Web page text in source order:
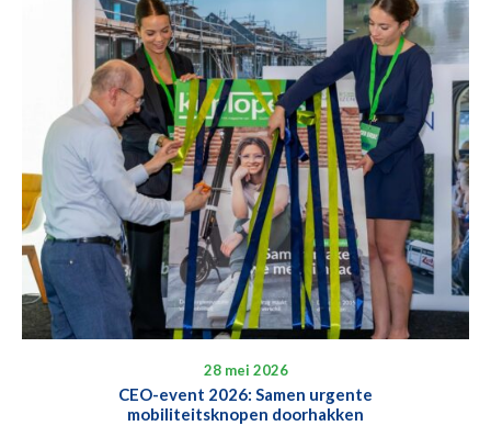
28 mei 2026
CEO-event 2026: Samen urgente
mobiliteitsknopen doorhakken